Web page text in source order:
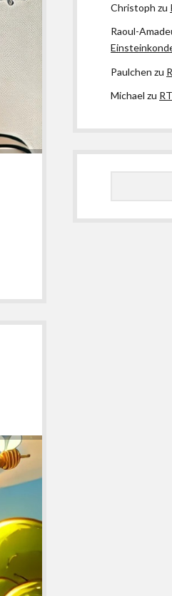
Christoph zu
Raoul-
Paulchen zu
Michael zu